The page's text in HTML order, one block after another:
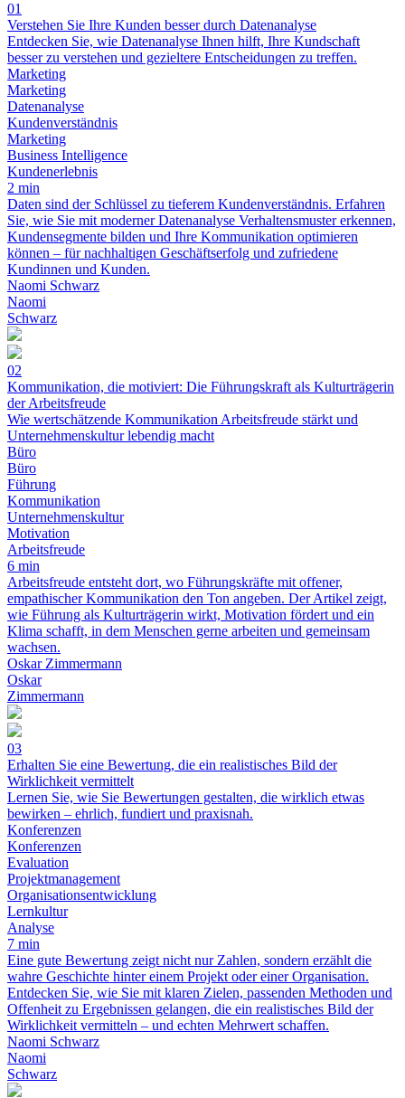
01
Verstehen Sie Ihre Kunden besser durch Datenanalyse
Entdecken Sie, wie Datenanalyse Ihnen hilft, Ihre Kundschaft
besser zu verstehen und gezieltere Entscheidungen zu treffen.
Marketing
Marketing
Datenanalyse
Kundenverständnis
Marketing
Business Intelligence
Kundenerlebnis
2 min
Daten sind der Schlüssel zu tieferem Kundenverständnis. Erfahren
Sie, wie Sie mit moderner Datenanalyse Verhaltensmuster erkennen,
Kundensegmente bilden und Ihre Kommunikation optimieren
können – für nachhaltigen Geschäftserfolg und zufriedene
Kundinnen und Kunden.
Naomi Schwarz
Naomi
Schwarz
02
Kommunikation, die motiviert: Die Führungskraft als Kulturträgerin
der Arbeitsfreude
Wie wertschätzende Kommunikation Arbeitsfreude stärkt und
Unternehmenskultur lebendig macht
Büro
Büro
Führung
Kommunikation
Unternehmenskultur
Motivation
Arbeitsfreude
6 min
Arbeitsfreude entsteht dort, wo Führungskräfte mit offener,
empathischer Kommunikation den Ton angeben. Der Artikel zeigt,
wie Führung als Kulturträgerin wirkt, Motivation fördert und ein
Klima schafft, in dem Menschen gerne arbeiten und gemeinsam
wachsen.
Oskar Zimmermann
Oskar
Zimmermann
03
Erhalten Sie eine Bewertung, die ein realistisches Bild der
Wirklichkeit vermittelt
Lernen Sie, wie Sie Bewertungen gestalten, die wirklich etwas
bewirken – ehrlich, fundiert und praxisnah.
Konferenzen
Konferenzen
Evaluation
Projektmanagement
Organisationsentwicklung
Lernkultur
Analyse
7 min
Eine gute Bewertung zeigt nicht nur Zahlen, sondern erzählt die
wahre Geschichte hinter einem Projekt oder einer Organisation.
Entdecken Sie, wie Sie mit klaren Zielen, passenden Methoden und
Offenheit zu Ergebnissen gelangen, die ein realistisches Bild der
Wirklichkeit vermitteln – und echten Mehrwert schaffen.
Naomi Schwarz
Naomi
Schwarz